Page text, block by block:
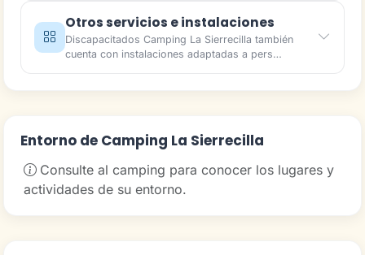
Otros servicios e instalaciones
Discapacitados Camping La Sierrecilla también
cuenta con instalaciones adaptadas a pers…
Entorno de Camping La Sierrecilla
Consulte al camping para conocer los lugares y
actividades de su entorno.